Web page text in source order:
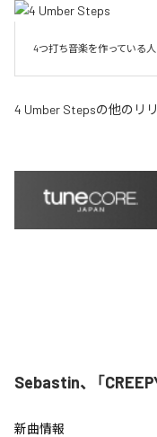
4つ打ち音楽を作っている人
4 Umber Stepsの他のリ
Sebastin、「
新曲情報